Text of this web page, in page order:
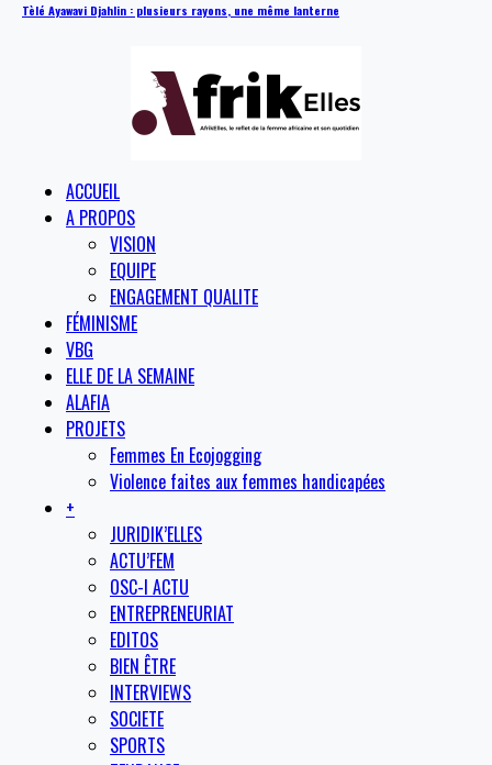
Tèlé Ayawavi Djahlin : plusieurs rayons, une même lanterne
ACCUEIL
A PROPOS
VISION
EQUIPE
ENGAGEMENT QUALITE
FÉMINISME
VBG
ELLE DE LA SEMAINE
ALAFIA
PROJETS
Femmes En Ecojogging
Violence faites aux femmes handicapées
+
JURIDIK’ELLES
ACTU’FEM
OSC-I ACTU
ENTREPRENEURIAT
EDITOS
BIEN ÊTRE
INTERVIEWS
SOCIETE
SPORTS